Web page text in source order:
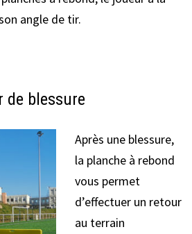
angle de tir.
de blessure
Après une blessure,
la planche à rebond
vous permet
d’effectuer un retour
au terrain